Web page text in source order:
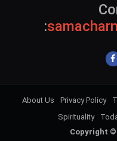
:
Copyright ©
About Us Privacy Policy
Spirituality